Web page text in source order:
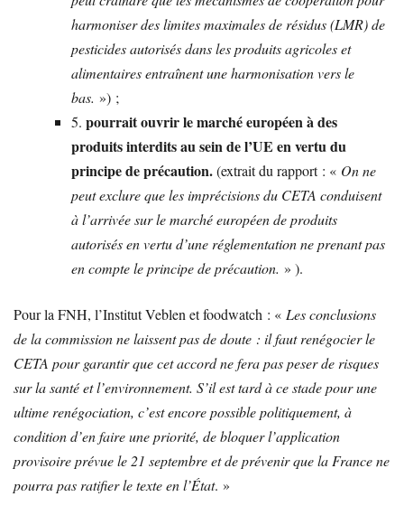
harmoniser des limites maximales de résidus (LMR) de
pesticides autorisés dans les produits agricoles et
alimentaires entraînent une harmonisation vers le
bas. ») ;
5. pourrait ouvrir le marché européen à des
produits interdits au sein de l’UE en vertu du
principe de précaution.(extrait du rapport : « On ne
peut exclure que les imprécisions du CETA conduisent
à l’arrivée sur le marché européen de produits
autorisés en vertu d’une réglementation ne prenant pas
en compte le principe de précaution. » ).
Pour la FNH, l’Institut Veblen et foodwatch : « Les conclusions
de la commission ne laissent pas de doute : il faut renégocier le
CETA pour garantir que cet accord ne fera pas peser de risques
sur la santé et l’environnement. S’il est tard à ce stade pour une
ultime renégociation, c’est encore possible politiquement, à
condition d’en faire une priorité, de bloquer l’application
provisoire prévue le 21 septembre et de prévenir que la France ne
pourra pas ratifier le texte en l’État. »